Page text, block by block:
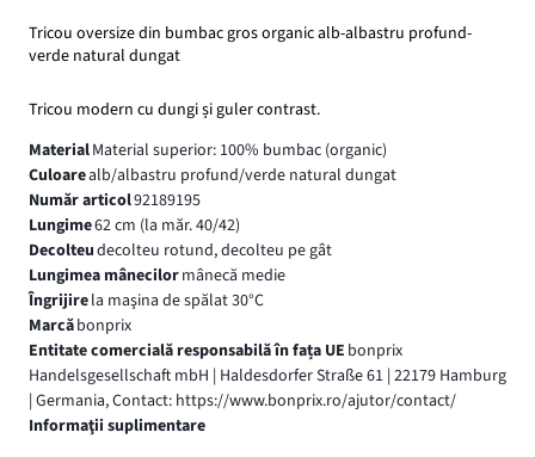
Tricou oversize din bumbac gros organic alb-albastru profund-
verde natural dungat
Tricou modern cu dungi și guler contrast.
MaterialMaterial superior: 100% bumbac (organic)
Culoarealb/albastru profund/verde natural dungat
Număr articol92189195
Lungime62 cm (la măr. 40/42)
Decolteudecolteu rotund, decolteu pe gât
Lungimea mânecilormânecă medie
Îngrijirela maşina de spălat 30°C
Marcăbonprix
Entitate comercială responsabilă în fața UE bonprix
Handelsgesellschaft mbH | Haldesdorfer Straße 61 | 22179 Hamburg
| Germania, Contact: https://www.bonprix.ro/ajutor/contact/
Informaţii suplimentare